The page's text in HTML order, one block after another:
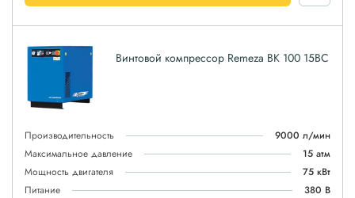
Винтовой компрессор Remeza ВК 100 15ВС
Производительность
9000 л/мин
Максимальное давление
15 атм
Мощность двигателя
75 кВт
Питание
380 В